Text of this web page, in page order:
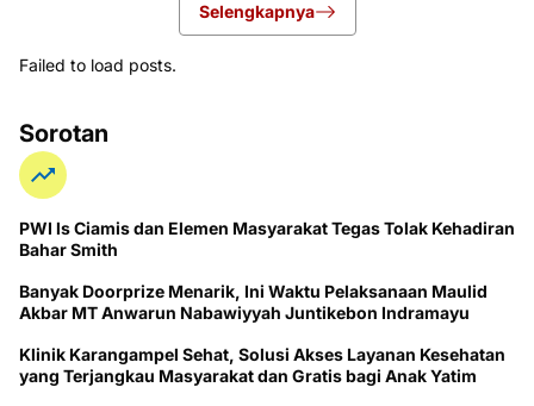
Selengkapnya
Failed to load posts.
Sorotan
PWI ls Ciamis dan Elemen Masyarakat Tegas Tolak Kehadiran
Bahar Smith
Banyak Doorprize Menarik, Ini Waktu Pelaksanaan Maulid
Akbar MT Anwarun Nabawiyyah Juntikebon Indramayu
Klinik Karangampel Sehat, Solusi Akses Layanan Kesehatan
yang Terjangkau Masyarakat dan Gratis bagi Anak Yatim